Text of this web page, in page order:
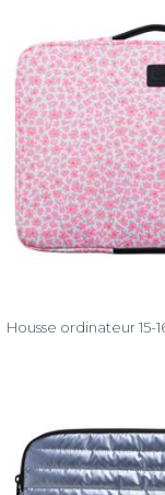
Housse ordinateur 15-